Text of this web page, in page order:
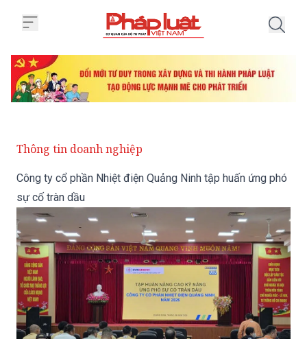
Thông tin doanh nghiệp
Công ty cổ phần Nhiệt điện Quảng Ninh tập huấn ứng phó
sự cố tràn dầu